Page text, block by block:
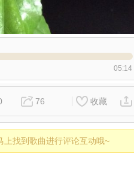
05:14
76 收藏
上找到歌曲进行评论互动哦~